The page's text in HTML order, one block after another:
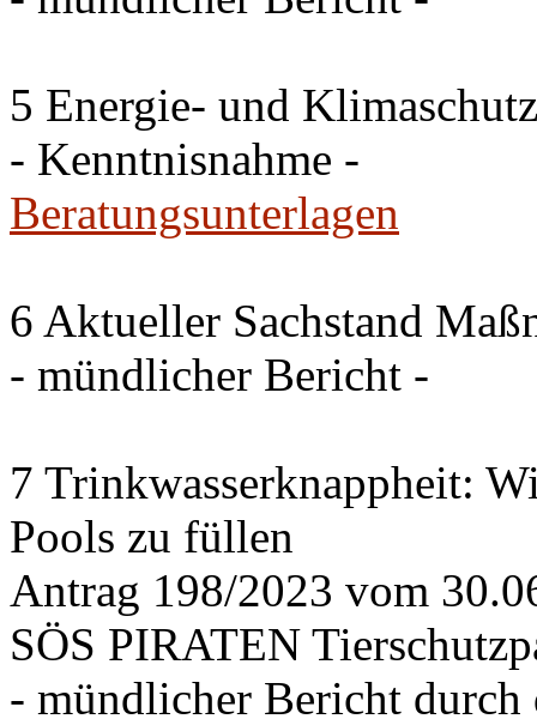
5 Energie- und
- Kenntnisnahme -
Beratungsunterlagen
6 Aktueller Sachstand
- mündlicher Bericht -
7 Trinkwasserknappheit:
Pools zu füllen
Antrag 198/2023 vom
SÖS PIRATEN
- mündlicher Bericht